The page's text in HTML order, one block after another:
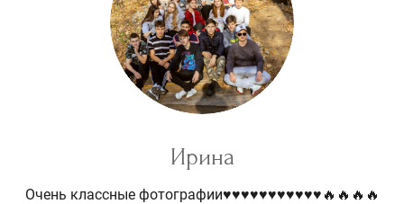
Ирина
Очень классные фотографии♥️♥️♥️♥️♥️♥️♥️♥️♥️♥️♥️🔥🔥🔥🔥